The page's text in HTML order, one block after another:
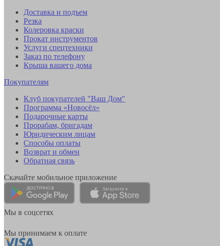
Доставка и подъем
Резка
Колеровка краски
Прокат инструментов
Услуги спецтехники
Заказ по телефону
Крыша вашего дома
Покупателям
Клуб покупателей "Ваш Дом"
Программа «Новосёл»
Подарочные карты
Прорабам, бригадам
Юридическим лицам
Способы оплаты
Возврат и обмен
Обратная связь
Скачайте мобильное приложение
Мы в соцсетях
Мы принимаем к оплате